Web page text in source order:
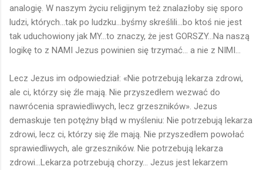
analogię. W naszym życiu religijnym też znalazłoby się sporo
ludzi, których...tak po ludzku...byśmy skreślili...bo ktoś nie jest
tak uduchowiony jak MY...to znaczy, że jest GORSZY...Na naszą
logikę to z NAMI Jezus powinien się trzymać... a nie z NIMI...
Lecz Jezus im odpowiedział: «Nie potrzebują lekarza zdrowi,
ale ci, którzy się źle mają. Nie przyszedłem wezwać do
nawrócenia sprawiedliwych, lecz grzeszników». Jezus
demaskuje ten potężny błąd w myśleniu: Nie potrzebują lekarza
zdrowi, lecz ci, którzy się źle mają. Nie przyszedłem powołać
sprawiedliwych, ale grzeszników. Nie potrzebują lekarza
zdrowi...Lekarza potrzebują chorzy... Jezus jest lekarzem